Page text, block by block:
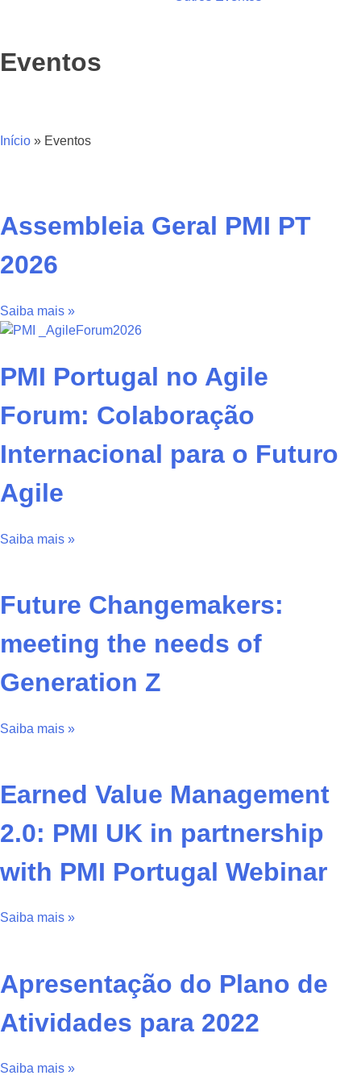
Eventos
Início » Eventos
Assembleia Geral PMI PT
2026
Saiba mais »
PMI Portugal no Agile
Forum: Colaboração
Internacional para o Futuro
Agile
Saiba mais »
Future Changemakers:
meeting the needs of
Generation Z
Saiba mais »
Earned Value Management
2.0: PMI UK in partnership
with PMI Portugal Webinar
Saiba mais »
Apresentação do Plano de
Atividades para 2022
Saiba mais »